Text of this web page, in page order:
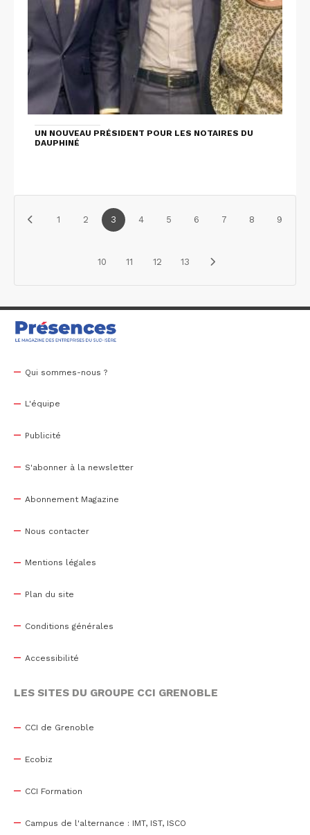
UN NOUVEAU PRÉSIDENT POUR LES NOTAIRES DU
DAUPHINÉ
1 2 3 4 5 6 7 8 9
10 11 12 13
Qui sommes-nous ?
L'équipe
Publicité
S'abonner à la newsletter
Abonnement Magazine
Nous contacter
Mentions légales
Plan du site
Conditions générales
Accessibilité
LES SITES DU GROUPE CCI GRENOBLE
CCI de Grenoble
Ecobiz
CCI Formation
Campus de l'alternance : IMT, IST, ISCO